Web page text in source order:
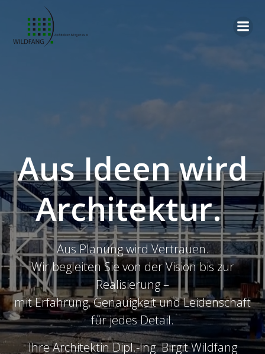
Aus Ideen wird
Architektur.
Aus Planung wird Vertrauen.
Wir begleiten Sie von der Vision bis zur
Realisierung –
mit Erfahrung, Genauigkeit und Leidenschaft
für jedes Detail.
Ihre Architektin Dipl.-Ing. Birgit Wildfang